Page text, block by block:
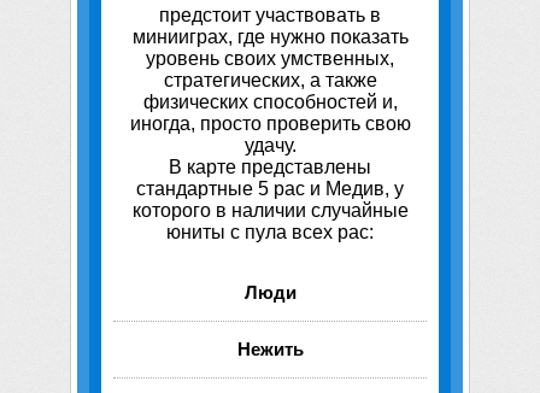
предстоит участвовать в
минииграх, где нужно показать
уровень своих умственных,
стратегических, а также
физических способностей и,
иногда, просто проверить свою
удачу.
В карте представлены
стандартные 5 рас и Медив, у
которого в наличии случайные
юниты с пула всех рас:
Люди
Нежить